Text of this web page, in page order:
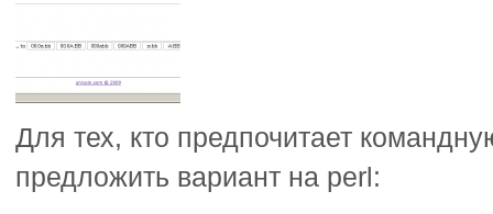
Для тех, кто предпочитает
предложить вариант на perl: